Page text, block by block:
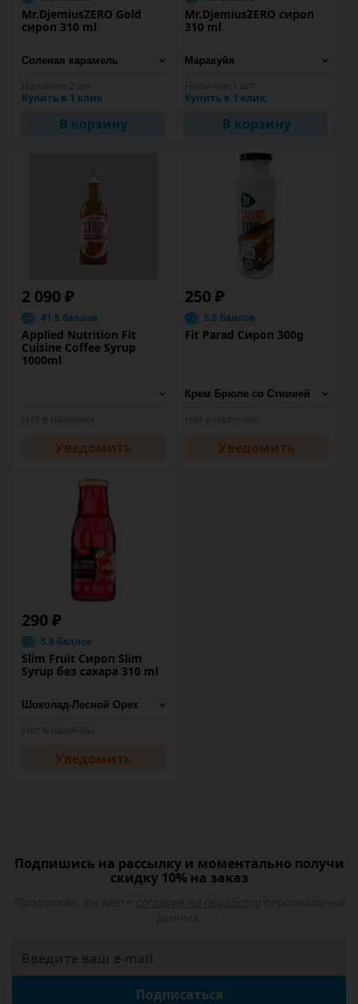
Mr.DjemiusZERO Gold
сироп 310 ml
Купить в 1 клик
В корзину
Mr.DjemiusZERO сироп
310 ml
Купить в 1 клик
В корзину
2 090 ₽
41.8 баллов
Applied Nutrition Fit
Cuisine Coffee Syrup
1000ml
Уведомить
250 ₽
5.8 баллов
Fit Parad Сироп 300g
Уведомить
290 ₽
5.8 баллов
Slim Fruit Сироп Slim
Syrup без сахара 310 ml
Уведомить
Подпишись на рассылку и моментально получи
скидку 10% на заказ
Подписаться